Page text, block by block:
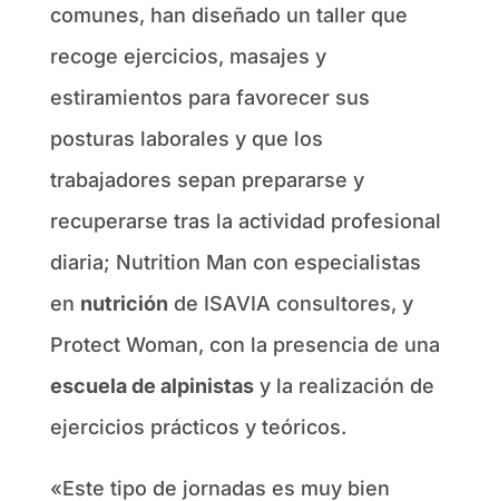
comunes, han diseñado un taller que
recoge ejercicios, masajes y
estiramientos para favorecer sus
posturas laborales y que los
trabajadores sepan prepararse y
recuperarse tras la actividad profesional
diaria; Nutrition Man con especialistas
en nutrición de ISAVIA consultores, y
Protect Woman, con la presencia de una
escuela de alpinistasy la realización de
ejercicios prácticos y teóricos.
«Este tipo de jornadas es muy bien